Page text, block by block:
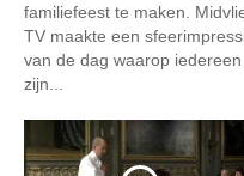
familiefeest te maken.
TV maakte een
van de dag waarop iedereen
zijn...